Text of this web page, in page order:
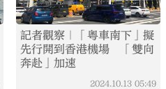
記者觀察｜「粵車南下」擬
先行開到香港機場 「雙向
奔赴」加速
2024.10.13 05:49